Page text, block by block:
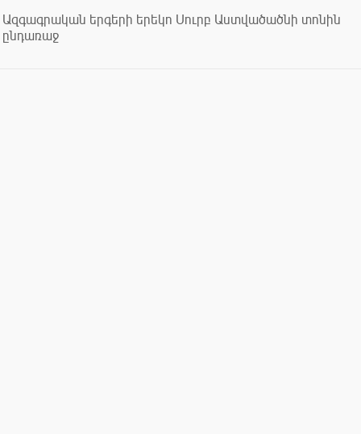
Ազգագրական երգերի երեկո Սուրբ Աստվածածնի տոնին
ընդառաջ